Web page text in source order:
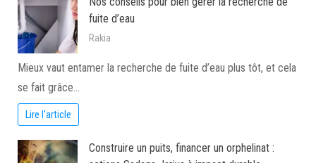
fuite d’eau
Rakia
Mieux vaut entamer la recherche de fuite d’eau plus tôt, et cela
se fait grâce…
Lire l'article
Construire un puits, financer un orphelinat :